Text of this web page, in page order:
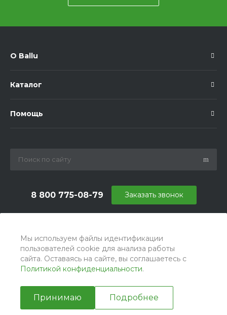
Мы используем файлы идентификации
пользователей cookie для анализа работы
сайта. Оставаясь на сайте, вы соглашаетесь с
Политикой конфиденциальности.
Принимаю Подробнее
О Ballu
Каталог
Помощь
8 800 775-08-79
г. Москва, БЦ Вятский, ул. Вятская д.70, офис 715
Заказать звонок